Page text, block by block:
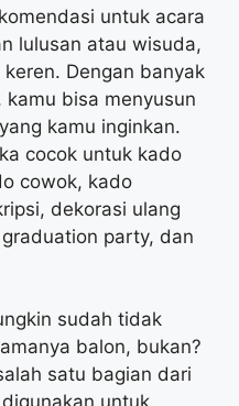
untuk acara
lulusan atau wisuda,
Dengan banyak
bisa menyusun
kamu inginkan.
cocok untuk kado
cowok, kado
dekorasi ulang
party, dan
sudah tidak
balon, bukan?
satu bagian dari